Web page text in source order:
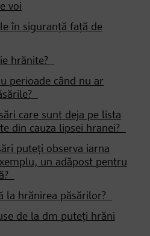
voi
în siguranță față de
hrănite?
perioade când nu ar
care sunt deja pe lista
din cauza lipsei hranei?
puteți observa iarna
un adăpost pentru
la hrănirea păsărilor?
de la dm puteți hrăni